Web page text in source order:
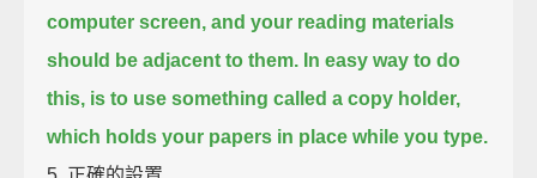
computer screen, and your reading materials
should be adjacent to them. In easy way to do
this, is to use something called a copy holder,
which holds your papers in place while you type.